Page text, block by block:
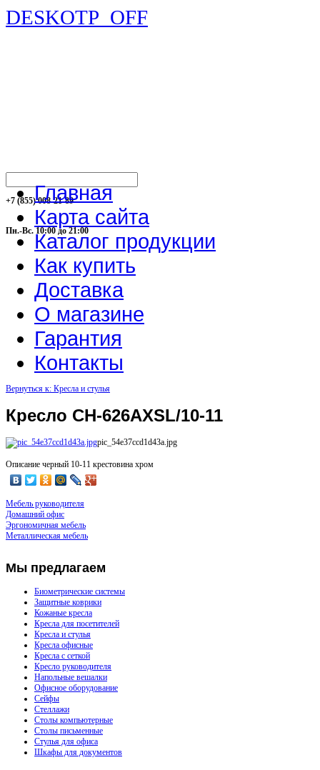
DESKOTP_OFF
+7 (855) 008-21-89
Пн.-Вс. 10:00 до 21:00
Главная
Карта сайта
Каталог продукции
Как купить
Доставка
О магазине
Гарантия
Контакты
Вернуться к: Кресла и стулья
Кресло CH-626AXSL/10-11
pic_54e37ccd1d43a.jpg
Описание черный 10-11 крестовина хром
Мебель руководителя
Домашний офис
Эргономичная мебель
Металлическая мебель
Мы предлагаем
Биометрические системы
Защитные коврики
Кожаные кресла
Кресла для посетителей
Кресла и стулья
Кресла офисные
Кресла с сеткой
Кресло руководителя
Напольные вешалки
Офисное оборудование
Сейфы
Стеллажи
Столы компьютерные
Столы письменные
Стулья для офиса
Шкафы для документов